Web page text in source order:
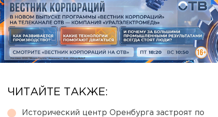
ЧИТАЙТЕ ТАКЖЕ:
Исторический центр Оренбурга застроят по